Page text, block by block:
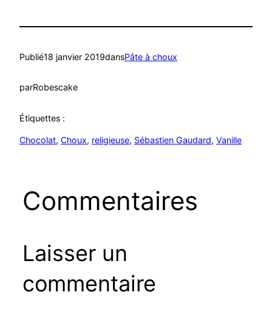
Publié18 janvier 2019dansPâte à choux
parRobescake
Étiquettes :
Chocolat, Choux, religieuse, Sébastien Gaudard, Vanille
Commentaires
Laisser un
commentaire